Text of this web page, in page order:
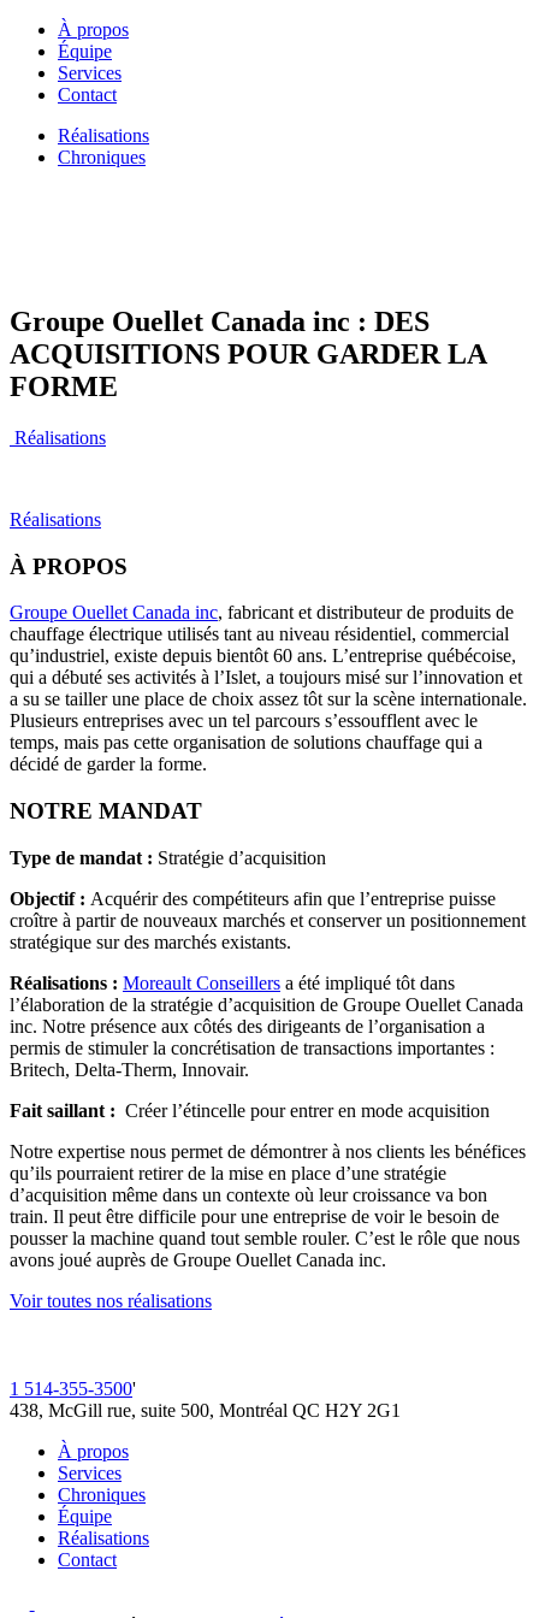
À propos
Équipe
Services
Contact
Réalisations
Chroniques
Groupe Ouellet Canada inc : DES
ACQUISITIONS POUR GARDER LA
FORME
Réalisations
Réalisations
À PROPOS
Groupe Ouellet Canada inc, fabricant et distributeur de produits de
chauffage électrique utilisés tant au niveau résidentiel, commercial
qu’industriel, existe depuis bientôt 60 ans. L’entreprise québécoise,
qui a débuté ses activités à l’Islet, a toujours misé sur l’innovation et
a su se tailler une place de choix assez tôt sur la scène internationale.
Plusieurs entreprises avec un tel parcours s’essoufflent avec le
temps, mais pas cette organisation de solutions chauffage qui a
décidé de garder la forme.
NOTRE MANDAT
Type de mandat : Stratégie d’acquisition
Objectif : Acquérir des compétiteurs afin que l’entreprise puisse
croître à partir de nouveaux marchés et conserver un positionnement
stratégique sur des marchés existants.
Réalisations : Moreault Conseillers a été impliqué tôt dans
l’élaboration de la stratégie d’acquisition de Groupe Ouellet Canada
inc. Notre présence aux côtés des dirigeants de l’organisation a
permis de stimuler la concrétisation de transactions importantes :
Britech, Delta-Therm, Innovair.
Fait saillant : Créer l’étincelle pour entrer en mode acquisition
Notre expertise nous permet de démontrer à nos clients les bénéfices
qu’ils pourraient retirer de la mise en place d’une stratégie
d’acquisition même dans un contexte où leur croissance va bon
train. Il peut être difficile pour une entreprise de voir le besoin de
pousser la machine quand tout semble rouler. C’est le rôle que nous
avons joué auprès de Groupe Ouellet Canada inc.
Voir toutes nos réalisations
1 514-355-3500'
438, McGill rue, suite 500, Montréal QC H2Y 2G1
À propos
Services
Chroniques
Équipe
Réalisations
Contact